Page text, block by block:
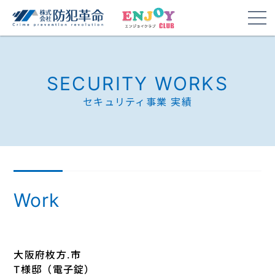
SECURITY WORKS
セキュリティ事業 実績
Work
大阪府枚方.市
T様邸（電子錠）